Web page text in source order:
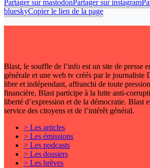
Partager sur mastodonPartager sur instagram
blueskyCopier le lien de la page
Blast, le souffle de l’info est un site de presse
générale et une web tv créés par le journaliste
libre et indépendant, affranchi de toute
financière, Blast participe à la lutte anti-
liberté d’expression et de la démocratie. Blast
service des citoyens et de l’intérêt général.
> Les articles
> Les émissions
> Les podcasts
> Les dossiers
> Les brèves